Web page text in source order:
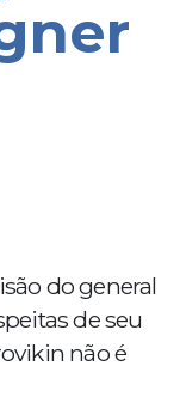
do general
de seu
não é